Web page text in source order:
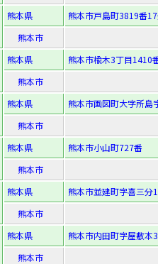
熊本県
熊本市戸島町3819番
熊本市
熊本県
熊本市楡木3丁目1410
熊本市
熊本県
熊本市画図町大字所島
熊本市
熊本県
熊本市小山町727番
熊本市
熊本県
熊本市並建町字喜三分
熊本市
熊本県
熊本市内田町字屋敷本
熊本市